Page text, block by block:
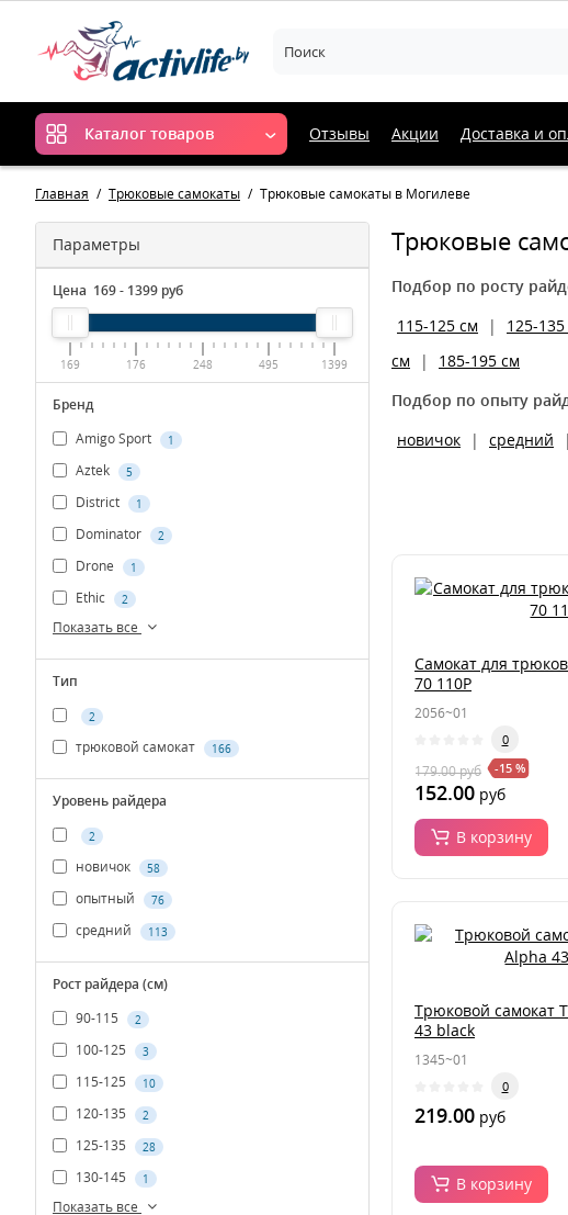
Каталог товаров Отзывы Акции Доставка и
Главная Трюковые самокаты Трюковые самокаты в Могилеве
Параметры
Цена 169- 1399 руб
169 176 248 495 1399
Бренд
Amigo Sport
1
Aztek 5
District 1
Dominator 2
Drone 1
Ethic 2
Показать все
Тип
2
трюковой самокат 166
Уровень райдера
2
новичок 58
опытный 76
средний 113
Рост райдера (см)
90-115
2
100-125 3
115-125 10
120-135 2
125-135 28
130-145 1
Показать все
Трюковые
Подбор по росту
115-125 см
| 125-
см
|
185-195 см
Подбор по опыту
новичок
| средний |
Самокат для
70 110P
2056~01
0
179.00руб -15 %
152.00 руб
В корзину
Трюковой самокат
43 black
1345~01
0
219.00 руб
В корзину